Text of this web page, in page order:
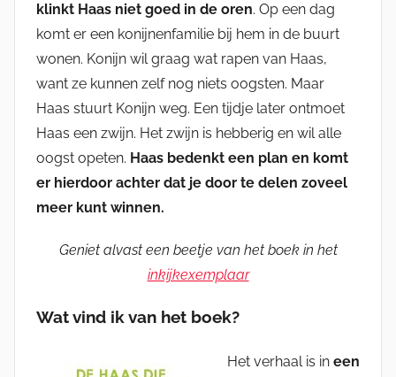
klinkt Haas niet goed in de oren. Op een dag
komt er een konijnenfamilie bij hem in de buurt
wonen. Konijn wil graag wat rapen van Haas,
want ze kunnen zelf nog niets oogsten. Maar
Haas stuurt Konijn weg. Een tijdje later ontmoet
Haas een zwijn. Het zwijn is hebberig en wil alle
oogst opeten. Haas bedenkt een plan en komt
er hierdoor achter dat je door te delen zoveel
meer kunt winnen.
Geniet alvast een beetje van het boek in het
inkijkexemplaar
Wat vind ik van het boek?
Het verhaal is in een